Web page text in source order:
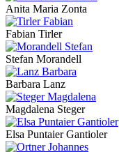
Anita Maria Zonta
Fabian Tirler
Stefan Morandell
Barbara Lanz
Magdalena Steger
Elsa Puntaier Gantioler